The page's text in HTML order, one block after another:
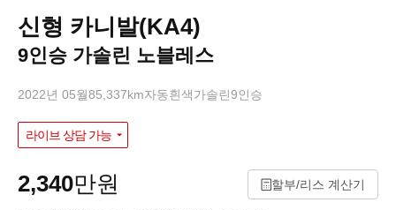
신형 카니발(KA4)
9인승 가솔린 노블레스
2022년 05월85,337km자동흰색가솔린9인승
라이브 상담 가능
2,340만원 할부/리스 계산기